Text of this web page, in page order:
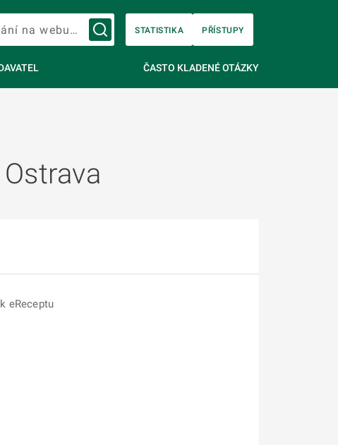
Vyhledávání na webu…
STATISTIKA PŘÍSTUPY
ČASTO KLADENÉ OTÁZKY
eReceptu